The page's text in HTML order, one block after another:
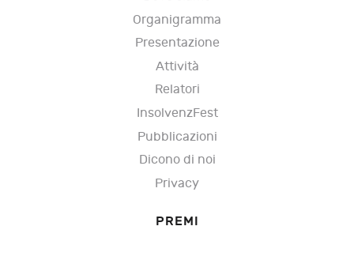
Organigramma
Presentazione
Attività
Relatori
InsolvenzFest
Pubblicazioni
Dicono di noi
Privacy
PREMI